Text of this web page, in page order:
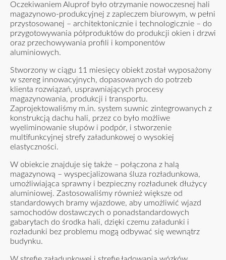
Oczekiwaniem Aluprof było otrzymanie nowoczesnej hali
magazynowo-produkcyjnej z zapleczem biurowym, w pełni
przystosowanej – architektonicznie i technologicznie – do
przygotowywania półproduktów do produkcji okien i drzwi
oraz przechowywania profili i komponentów
aluminiowych.
Stworzony w ciągu 11 miesięcy obiekt został wyposażony
w szereg innowacyjnych, dopasowanych do potrzeb
klienta rozwiązań, usprawniających procesy
magazynowania, produkcji i transportu.
Zaprojektowaliśmy m.in. system suwnic zintegrowanych z
konstrukcją dachu hali, przez co było możliwe
wyeliminowanie słupów i podpór, i stworzenie
multifunkcyjnej strefy załadunkowej o wysokiej
elastyczności.
W obiekcie znajduje się także – połączona z halą
magazynową – wyspecjalizowana śluza rozładunkowa,
umożliwiająca sprawny i bezpieczny rozładunek dłużycy
aluminiowej. Zastosowaliśmy również większe od
standardowych bramy wjazdowe, aby umożliwić wjazd
samochodów dostawczych o ponadstandardowych
gabarytach do środka hali, dzięki czemu załadunki i
rozładunki bez problemu mogą odbywać się wewnątrz
budynku.